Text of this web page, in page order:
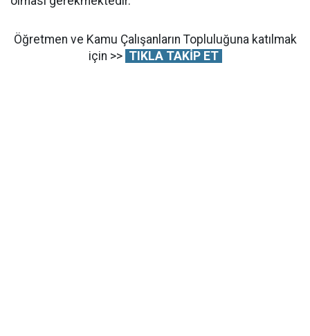
Öğretmen ve Kamu Çalışanların Topluluğuna katılmak
için >> TIKLA TAKİP ET